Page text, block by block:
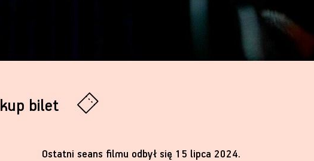
kup bilet
Ostatni seans filmu odbył się 15 lipca 2024.